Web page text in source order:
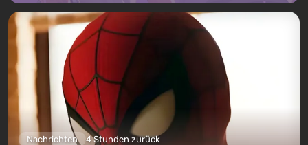
Nachrichten 4 Stunden zurück